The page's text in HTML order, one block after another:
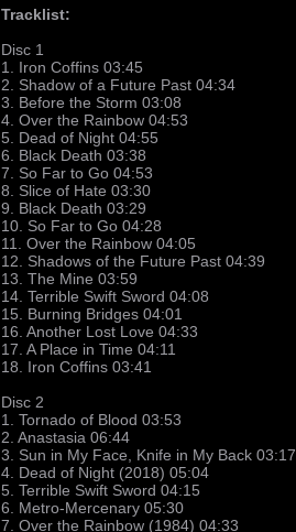
Tracklist:
Disc 1
1. Iron Coffins 03:45
2. Shadow of a Future Past 04:34
3. Before the Storm 03:08
4. Over the Rainbow 04:53
5. Dead of Night 04:55
6. Black Death 03:38
7. So Far to Go 04:53
8. Slice of Hate 03:30
9. Black Death 03:29
10. So Far to Go 04:28
11. Over the Rainbow 04:05
12. Shadows of the Future Past 04:39
13. The Mine 03:59
14. Terrible Swift Sword 04:08
15. Burning Bridges 04:01
16. Another Lost Love 04:33
17. A Place in Time 04:11
18. Iron Coffins 03:41
Disc 2
1. Tornado of Blood 03:53
2. Anastasia 06:44
3. Sun in My Face, Knife in My Back 03:17
4. Dead of Night (2018) 05:04
5. Terrible Swift Sword 04:15
6. Metro-Mercenary 05:30
7. Over the Rainbow (1984) 04:33